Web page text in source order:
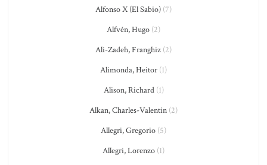
Alfonso X (El Sabio) (7)
Alfvén, Hugo (2)
Ali-Zadeh, Franghiz (2)
Alimonda, Heitor (1)
Alison, Richard(1)
Alkan, Charles-Valentin (2)
Allegri, Gregorio (5)
Allegri, Lorenzo (1)